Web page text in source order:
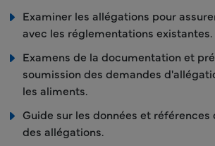
Examiner les allégations pour
avec les réglementations existantes.
Examens de la documentation et
soumission des demandes
les aliments.
Guide sur les données et
des allégations.